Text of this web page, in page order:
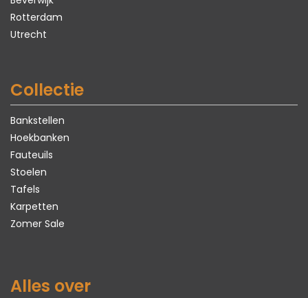
Rotterdam
Utrecht
Collectie
Bankstellen
Hoekbanken
Fauteuils
Stoelen
Tafels
Karpetten
Zomer Sale
Alles over